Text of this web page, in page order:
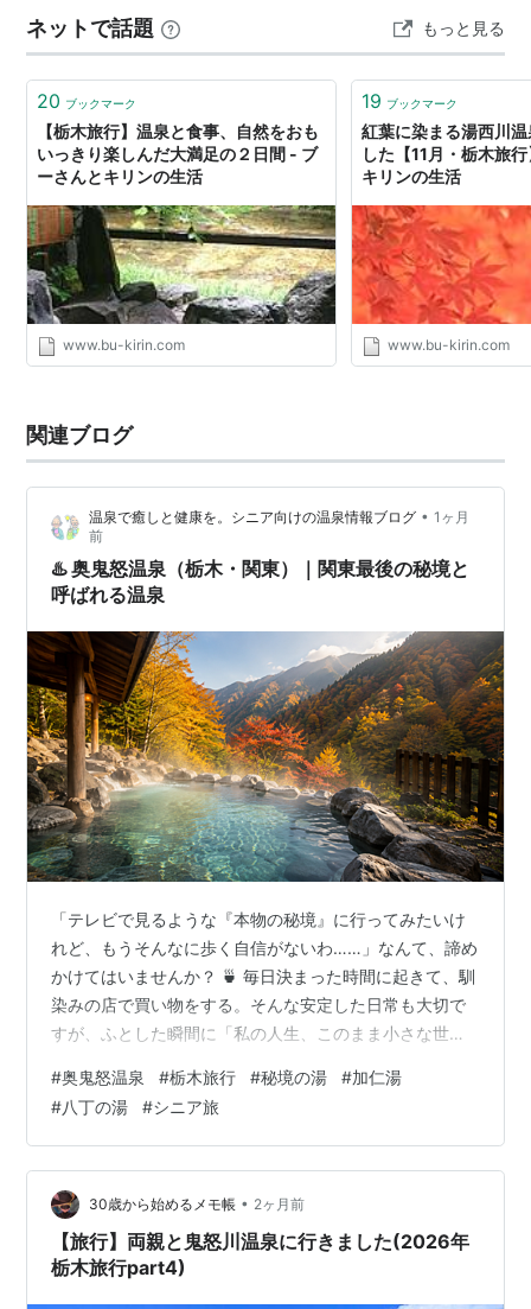
温泉） ■ “野菜がご馳走になる”夕食 今回の日本酒｜飲み
比べ ■ 客室と設…
ネットで話題 もっと見る
20 ブックマーク
【栃木旅行】温泉と食事、自然をおも
いっきり楽しんだ大満足の２日間 - ブ
ーさんとキリンの生活
www.bu-kirin.com
19 ブックマーク
紅葉に染まる湯西川
した【11月・栃木旅
キリンの生活
www.bu-kirin.com
関連ブログ
温泉で癒しと健康を。シニア向けの温泉情報ブログ • 1ヶ月
前
♨️ 奥鬼怒温泉（栃木・関東）｜関東最後の秘境と
呼ばれる温泉
「テレビで見るような『本物の秘境』に行ってみたいけ
れど、もうそんなに歩く自信がないわ……」なんて、諦め
かけてはいませんか？ 🍵 毎日決まった時間に起きて、馴
染みの店で買い物をする。そんな安定した日常も大切で
すが、ふとした瞬間に「私の人生、このまま小さな世界
なることはありませんか。実は、私も「冒険」という言
葉を辞書から消しかけていた一人なんです。 😅 でも、関
東の最奥、栃木県の山深くに、そんな私たちの「まだ見
ぬ世界への好奇心」を優しく呼び覚ましてくれる場所が
あります。それが、**「奥鬼怒（おくきぬ）温泉郷」**
です。 ここは一般車両の乗り入れが一…
#奥鬼怒温泉 #栃木旅行 #秘境の湯 #加仁湯
#八丁の湯 #シニア旅
30歳から始めるメモ帳 • 2ヶ月前
【旅行】両親と鬼怒川温泉に行きました(2026年
栃木旅行part4)